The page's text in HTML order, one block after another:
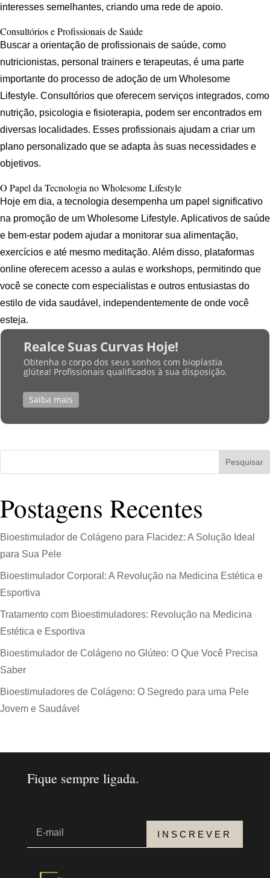
interesses semelhantes, criando uma rede de apoio.
Consultórios e Profissionais de Saúde
Buscar a orientação de profissionais de saúde, como
nutricionistas, personal trainers e terapeutas, é uma parte
importante do processo de adoção de um Wholesome
Lifestyle. Consultórios que oferecem serviços integrados, como
nutrição, psicologia e fisioterapia, podem ser encontrados em
diversas localidades. Esses profissionais ajudam a criar um
plano personalizado que se adapta às suas necessidades e
objetivos.
O Papel da Tecnologia no Wholesome Lifestyle
Hoje em dia, a tecnologia desempenha um papel significativo
na promoção de um Wholesome Lifestyle. Aplicativos de saúde
e bem-estar podem ajudar a monitorar sua alimentação,
exercícios e até mesmo meditação. Além disso, plataformas
online oferecem acesso a aulas e workshops, permitindo que
você se conecte com especialistas e outros entusiastas do
estilo de vida saudável, independentemente de onde você
esteja.
Realce Suas Curvas Hoje!
Obtenha o corpo dos seus sonhos com bioplastia
glútea! Profissionais qualificados à sua disposição.
Saiba mais
Pesquisar
Postagens Recentes
Bioestimulador de Colágeno para Flacidez: A Solução Ideal
para Sua Pele
Bioestimulador Corporal: A Revolução na Medicina Estética e
Esportiva
Tratamento com Bioestimuladores: Revolução na Medicina
Estética e Esportiva
Bioestimulador de Colágeno no Glúteo: O Que Você Precisa
Saber
Bioestimuladores de Colágeno: O Segredo para uma Pele
Jovem e Saudável
Fique sempre ligada.
INSCREVER